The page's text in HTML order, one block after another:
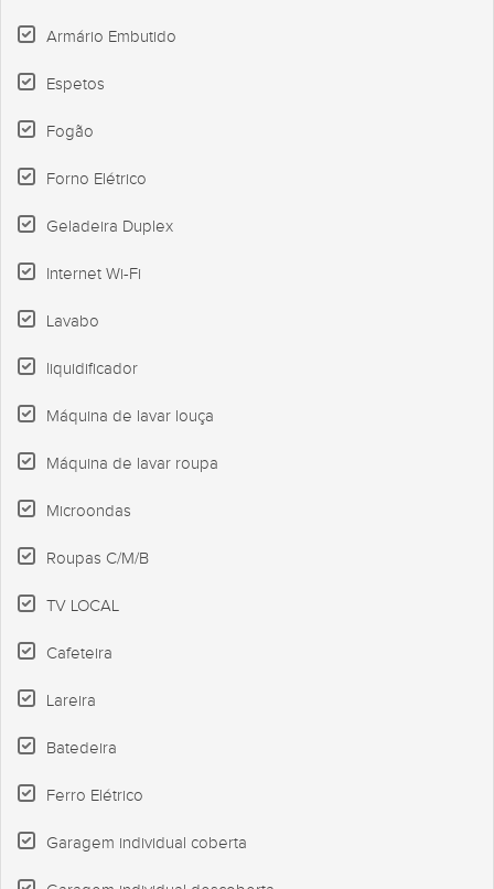
Armário Embutido
Espetos
Fogão
Forno Elétrico
Geladeira Duplex
Internet Wi-Fi
Lavabo
liquidificador
Máquina de lavar louça
Máquina de lavar roupa
Microondas
Roupas C/M/B
TV LOCAL
Cafeteira
Lareira
Batedeira
Ferro Elétrico
Garagem individual coberta